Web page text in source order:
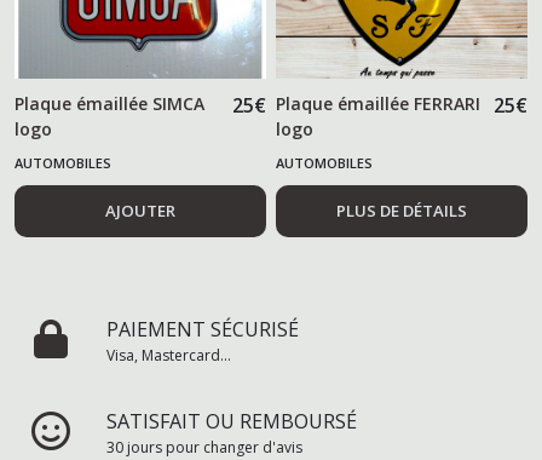
Plaque émaillée SIMCA
logo
25€
AUTOMOBILES
AJOUTER
Plaque émaillée FERRARI
logo
25€
AUTOMOBILES
PLUS DE DÉTAILS
PAIEMENT SÉCURISÉ
Visa, Mastercard...
SATISFAIT OU REMBOURSÉ
30 jours pour changer d'avis